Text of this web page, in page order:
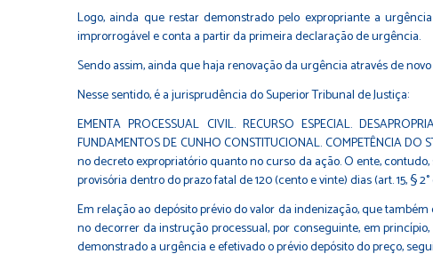
Logo, ainda que restar demonstrado pelo expropriante a
improrrogável e conta a partir da primeira declaração de urgência.
Sendo assim, ainda que haja renovação da urgência através de
Nesse sentido, é a jurisprudência do Superior Tribunal de Justiça:
EMENTA PROCESSUAL CIVIL. RECURSO ESPECIAL.
FUNDAMENTOS DE CUNHO CONSTITUCIONAL. COMPETÊNCIA
no decreto expropriatório quanto no curso da ação. O ente,
provisória dentro do prazo fatal de 120 (cento e vinte) dias (art. 15, § 2°
Em relação ao depósito prévio do valor da indenização, que
no decorrer da instrução processual, por conseguinte, em
demonstrado a urgência e efetivado o prévio depósito do preço,